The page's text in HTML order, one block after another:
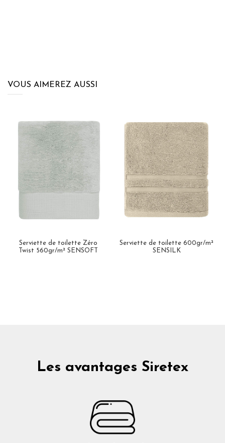
VOUS AIMEREZ AUSSI
Serviette de toilette Zéro
Twist 560gr/m² SENSOFT
Serviette de toilette 600gr/m²
SENSILK
Les avantages Siretex